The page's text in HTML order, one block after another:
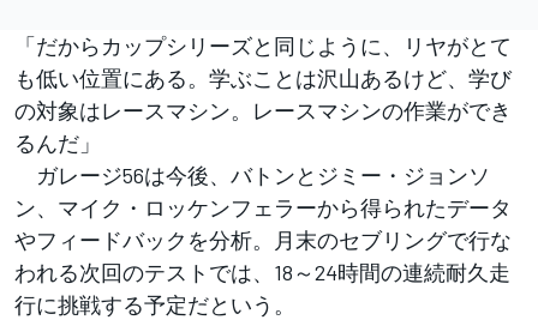
「だからカップシリーズと同じように、リヤがとて
も低い位置にある。学ぶことは沢山あるけど、学び
の対象はレースマシン。レースマシンの作業ができ
るんだ」
ガレージ56は今後、バトンとジミー・ジョンソ
ン、マイク・ロッケンフェラーから得られたデータ
やフィードバックを分析。月末のセブリングで行な
われる次回のテストでは、18～24時間の連続耐久走
行に挑戦する予定だという。